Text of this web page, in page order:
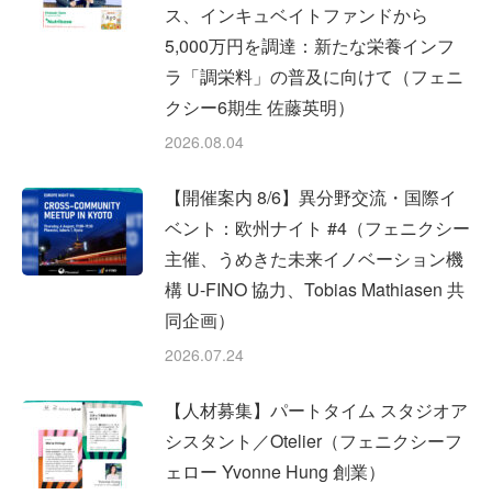
ス、インキュベイトファンドから
5,000万円を調達：新たな栄養インフ
ラ「調栄料」の普及に向けて（フェニ
クシー6期生 佐藤英明）
2026.08.04
【開催案内 8/6】異分野交流・国際イ
ベント：欧州ナイト #4（フェニクシー
主催、うめきた未来イノベーション機
構 U-FINO 協力、Tobias Mathiasen 共
同企画）
2026.07.24
【人材募集】パートタイム スタジオア
シスタント／Otelier（フェニクシーフ
ェロー Yvonne Hung 創業）